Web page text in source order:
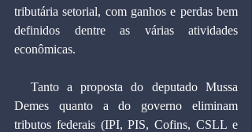
tributária setorial, com ganhos e perdas bem
definidos dentre as várias atividades
econômicas.
Demes quanto a do governo eliminam
tributos federais (IPI, PIS, Cofins, CSLL e